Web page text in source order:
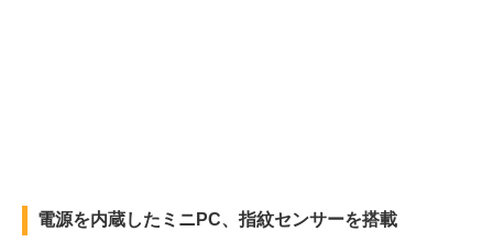
電源を内蔵したミニPC、指紋センサーを搭載